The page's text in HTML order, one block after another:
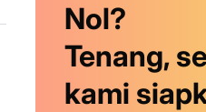
Nol?
Tenang,
kami